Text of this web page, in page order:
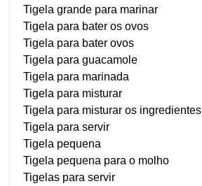
Tigela grande para marinar
Tigela para bater os ovos
Tigela para bater ovos
Tigela para guacamole
Tigela para marinada
Tigela para misturar
Tigela para misturar os ingredientes
Tigela para servir
Tigela pequena
Tigela pequena para o molho
Tigelas para servir